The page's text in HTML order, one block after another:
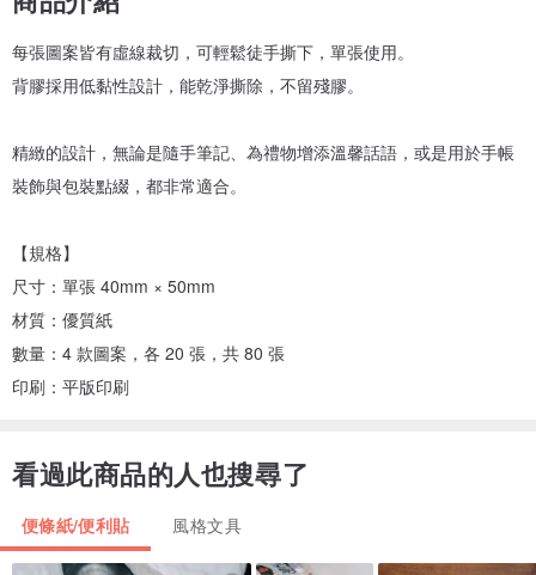
每張圖案皆有虛線裁切，可輕鬆徒手撕下，單張使用。
背膠採用低黏性設計，能乾淨撕除，不留殘膠。
精緻的設計，無論是隨手筆記、為禮物增添溫馨話語，或是用於手帳
裝飾與包裝點綴，都非常適合。
【規格】
尺寸：單張 40mm × 50mm
材質：優質紙
數量：4 款圖案，各 20 張，共 80 張
印刷：平版印刷
看過此商品的人也搜尋了
便條紙/便利貼 風格文具